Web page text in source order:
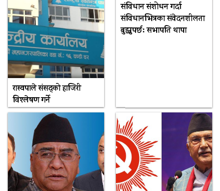
रास्वपाले संसद्को हाजिरी
विश्लेषण गर्ने
संविधान संशोधन गर्दा
संविधानभित्रका संवेदनशीलता
बुझ्नुपर्छ: सभापति थापा